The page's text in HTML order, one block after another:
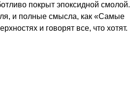
покрыт эпоксидной смолой.
и полные смысла, как «Самые
и говорят все, что хотят.